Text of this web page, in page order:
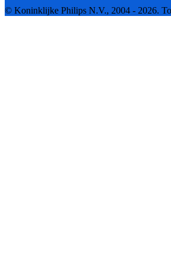
© Koninklijke Philips N.V., 2004 - 2026.